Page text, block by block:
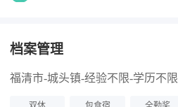
档案管理
福清市-城头镇-经验不限-学历不限